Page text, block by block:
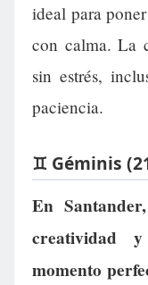
ideal para
con calma. La
sin estrés,
paciencia.
♊ Géminis
En
creatividad
momento